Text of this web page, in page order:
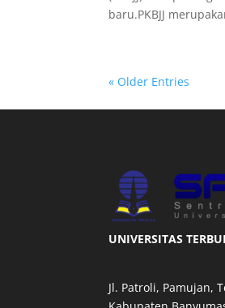
baru.PKBJJ
« Older Entries
UNIVERSITAS
Jl. Patroli, Pamujan,